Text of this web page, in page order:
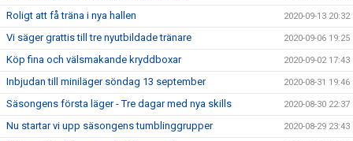
Roligt att få träna i nya hallen 2020-09-13 20:32
Vi säger grattis till tre nyutbildade tränare 2020-09-06 19:25
Köp fina och välsmakande kryddboxar 2020-09-02 17:43
Inbjudan till miniläger söndag 13 september 2020-08-31 19:46
Säsongens första läger - Tre dagar med nya skills 2020-08-30 22:37
Nu startar vi upp säsongens tumblinggrupper 2020-08-29 23:43